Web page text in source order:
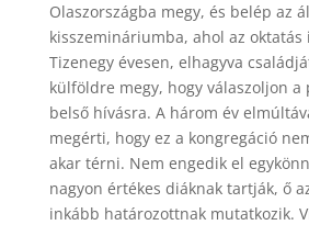
Olaszországba megy, és belép az
kisszemináriumba, ahol az oktatás
Tizenegy évesen, elhagyva
külföldre megy, hogy válaszoljon a
belső hívásra. A három év
megérti, hogy ez a kongregáció
akar térni. Nem engedik el
nagyon értékes diáknak tartják, ő
inkább határozottnak mutatkozik.